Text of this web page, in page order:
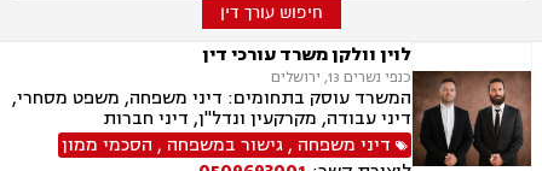
חיפוש עורך דין
לוין וולקן משרד עורכי דין
כנפי נשרים 13, ירושלים
המשרד עוסק בתחומים: דיני משפחה, משפט מסחרי,
דיני עבודה, מקרקעין ונדל"ן, דיני חברות
דיני משפחה ,גישור במשפחה , הסכמי ממון